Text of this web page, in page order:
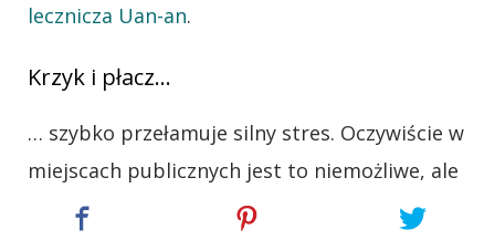
lecznicza Uan-an.
Krzyk i płacz…
… szybko przełamuje silny stres. Oczywiście w
miejscach publicznych jest to niemożliwe, ale
we własnym domu jak najbardziej.